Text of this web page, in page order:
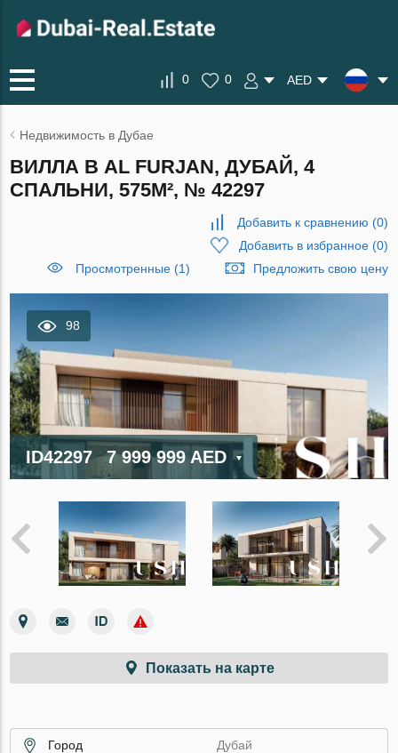
0 0 AED
Недвижимость в Дубае
ВИЛЛА В AL FURJAN, ДУБАЙ, 4
СПАЛЬНИ, 575М², № 42297
Добавить к сравнению (0)
Добавить в избранное(0)
Просмотренные (1)
Предложить свою цену
98
ID42297 7 999 999 AED
Показать на карте
Город
Дубай